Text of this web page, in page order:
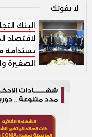
لا يفوتك
الاقتصاد
مستدامة
الصغيرة